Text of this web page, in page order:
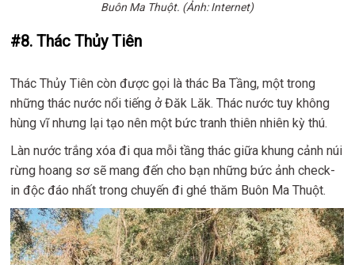
Buôn Ma Thuột. (Ảnh: Internet)
#8. Thác Thủy Tiên
Thác Thủy Tiên còn được gọi là thác Ba Tầng, một trong
những thác nước nổi tiếng ở Đăk Lăk. Thác nước tuy không
hùng vĩ nhưng lại tạo nên một bức tranh thiên nhiên kỳ thú.
Làn nước trắng xóa đi qua mỗi tầng thác giữa khung cảnh núi
rừng hoang sơ sẽ mang đến cho bạn những bức ảnh check-
in độc đáo nhất trong chuyến đi ghé thăm Buôn Ma Thuột.